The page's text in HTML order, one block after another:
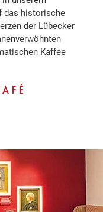
das historische
der Lübecker
Kaffee